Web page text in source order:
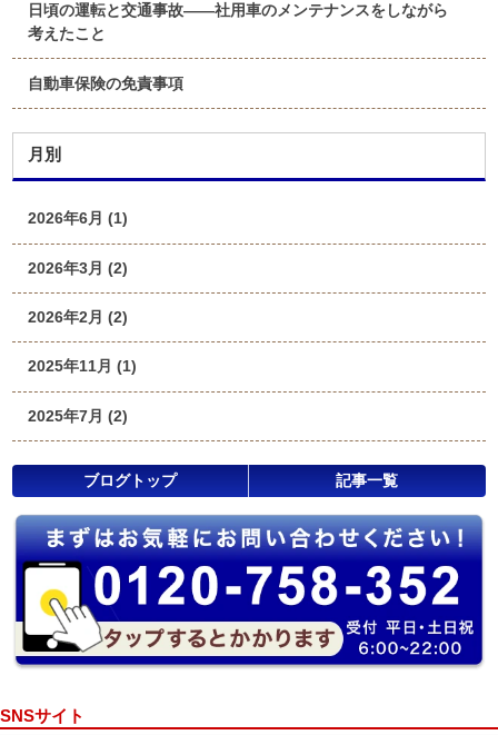
日頃の運転と交通事故――社用車のメンテナンスをしながら
考えたこと
自動車保険の免責事項
月別
2026年6月 (1)
2026年3月 (2)
2026年2月 (2)
2025年11月 (1)
2025年7月 (2)
ブログトップ 記事一覧
SNSサイト